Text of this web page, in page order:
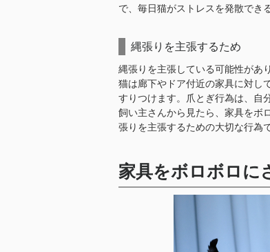
で、毎日猫がストレスを発散でき
縄張りを主張するため
縄張りを主張している可能性があ
猫は廊下やドア付近の家具に対し
すりつけます。爪とぎ行為は、自
飼い主さんから見たら、家具をボ
張りを主張するための大切な行為
家具をボロボロに